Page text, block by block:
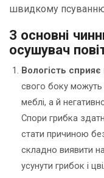
швидкому псуванню
3 основні
осушувач
Вологість сприяє
свого боку можуть
меблі, а й
Спори грибка
стати причиною
складно виявити
усунути грибок і